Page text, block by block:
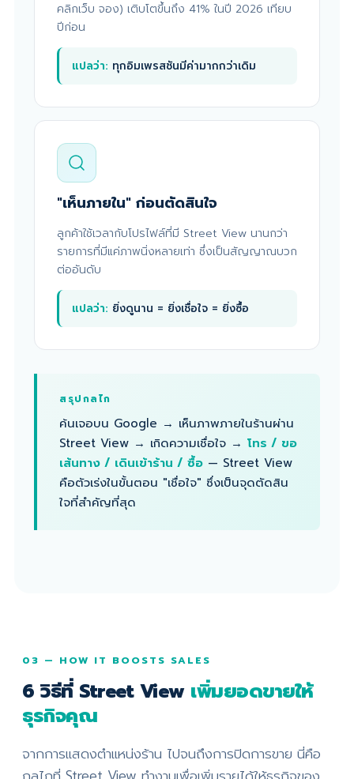
คลิกเว็บ จอง) เติบโตขึ้นถึง 41% ในปี 2026 เทียบ
ปีก่อน
แปลว่า: ทุกอิมเพรสชันมีค่ามากกว่าเดิม
"เห็นภายใน" ก่อนตัดสินใจ
ลูกค้าใช้เวลากับโปรไฟล์ที่มี Street View นานกว่า
รายการที่มีแค่ภาพนิ่งหลายเท่า ซึ่งเป็นสัญญาณบวก
ต่ออันดับ
แปลว่า: ยิ่งดูนาน = ยิ่งเชื่อใจ = ยิ่งซื้อ
สรุปกลไก
ค้นเจอบน Google → เห็นภาพภายในร้านผ่าน
Street View → เกิดความเชื่อใจ → โทร / ขอ
เส้นทาง / เดินเข้าร้าน / ซื้อ — Street View
คือตัวเร่งในขั้นตอน "เชื่อใจ" ซึ่งเป็นจุดตัดสิน
ใจที่สำคัญที่สุด
03 — HOW IT BOOSTS SALES
6 วิธีที่ Street View เพิ่มยอดขายให้
ธุรกิจคุณ
จากการแสดงตำแหน่งร้าน ไปจนถึงการปิดการขาย นี่คือ